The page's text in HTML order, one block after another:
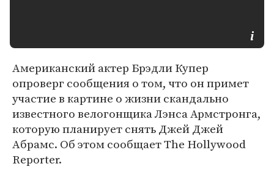
Американский актер Брэдли Купер
опроверг сообщения о том, что он примет
участие в картине о жизни скандально
известного велогонщика Лэнса Армстронга,
которую планирует снять Джей Джей
Абрамс. Об этом сообщает The Hollywood
Reporter.